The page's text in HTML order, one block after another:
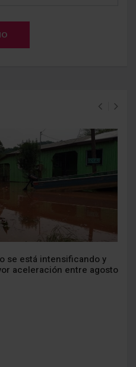
se está intensificando y
aceleración entre agosto